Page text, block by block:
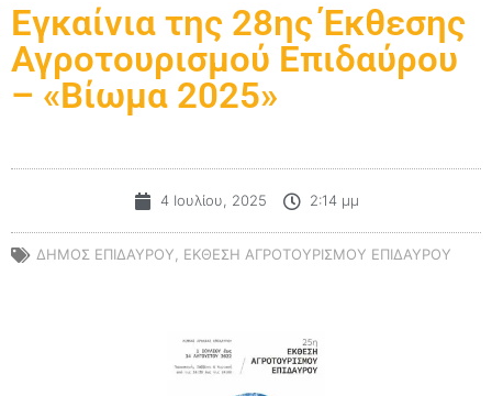
Εγκαίνια της 28ης Έκθεσης
Αγροτουρισμού Επιδαύρου
– «Βίωμα 2025»
4 Ιουλίου, 2025 2:14 μμ
ΔΗΜΟΣ ΕΠΙΔΑΥΡΟΥ, ΕΚΘΕΣΗ ΑΓΡΟΤΟΥΡΙΣΜΟΥ ΕΠΙΔΑΥΡΟΥ